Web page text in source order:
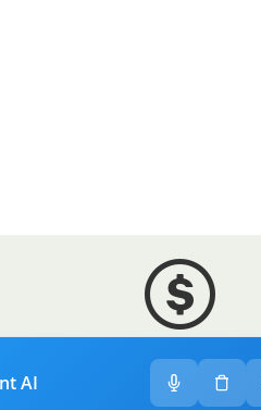
Zróżnicowane
Prezentacja towarów jest
AI